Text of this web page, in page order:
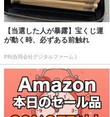
【当選した人が暴露】宝くじ運
が動く時、必ずある前触れ
PR(合同会社デジタルファーム )